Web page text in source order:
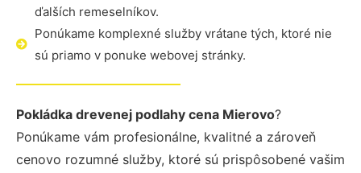
ďalších remeselníkov.
Ponúkame komplexné služby vrátane tých, ktoré nie
sú priamo v ponuke webovej stránky.
Pokládka drevenej podlahy cena Mierovo?
Ponúkame vám profesionálne, kvalitné a zároveň
cenovo rozumné služby, ktoré sú prispôsobené vašim